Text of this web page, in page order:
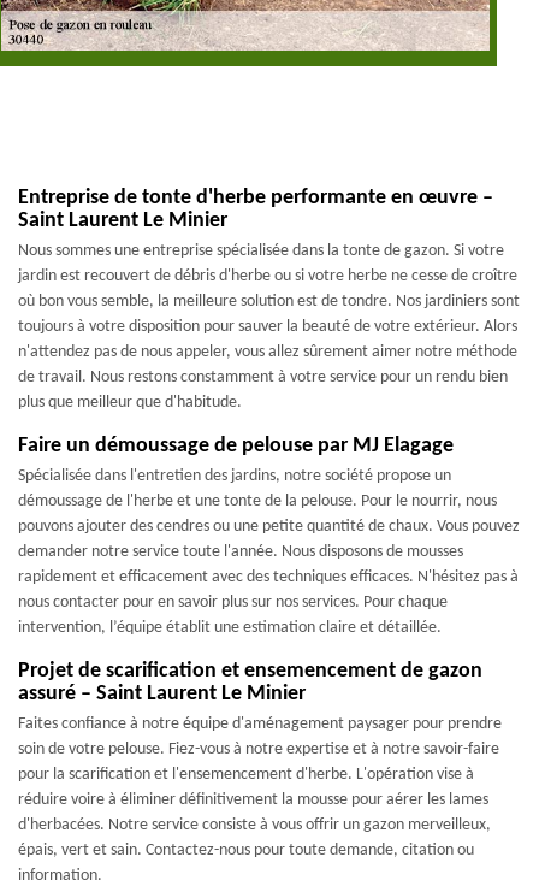
Entreprise de tonte d'herbe performante en œuvre –
Saint Laurent Le Minier
Nous sommes une entreprise spécialisée dans la tonte de gazon. Si votre
jardin est recouvert de débris d'herbe ou si votre herbe ne cesse de croître
où bon vous semble, la meilleure solution est de tondre. Nos jardiniers sont
toujours à votre disposition pour sauver la beauté de votre extérieur. Alors
n'attendez pas de nous appeler, vous allez sûrement aimer notre méthode
de travail. Nous restons constamment à votre service pour un rendu bien
plus que meilleur que d'habitude.
Faire un démoussage de pelouse par MJ Elagage
Spécialisée dans l'entretien des jardins, notre société propose un
démoussage de l'herbe et une tonte de la pelouse. Pour le nourrir, nous
pouvons ajouter des cendres ou une petite quantité de chaux. Vous pouvez
demander notre service toute l'année. Nous disposons de mousses
rapidement et efficacement avec des techniques efficaces. N'hésitez pas à
nous contacter pour en savoir plus sur nos services. Pour chaque
intervention, l’équipe établit une estimation claire et détaillée.
Projet de scarification et ensemencement de gazon
assuré – Saint Laurent Le Minier
Faites confiance à notre équipe d'aménagement paysager pour prendre
soin de votre pelouse. Fiez-vous à notre expertise et à notre savoir-faire
pour la scarification et l'ensemencement d'herbe. L'opération vise à
réduire voire à éliminer définitivement la mousse pour aérer les lames
d'herbacées. Notre service consiste à vous offrir un gazon merveilleux,
épais, vert et sain. Contactez-nous pour toute demande, citation ou
information.